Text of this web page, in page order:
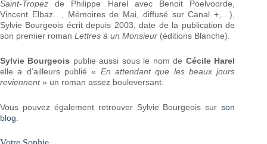
Saint-Tropez de Philippe Harel avec Benoit Poelvoorde,
Vincent Elbaz…, Mémoires de Mai, diffusé sur Canal +,…),
Sylvie Bourgeois écrit depuis 2003, date de la publication de
son premier roman Lettres à un Monsieur (éditions Blanche).
Sylvie Bourgeois publie aussi sous le nom de Cécile Harel
elle a d’ailleurs publié « En attendant que les beaux jours
reviennent» un roman assez bouleversant.
Vous pouvez également retrouver Sylvie Bourgeois surson
blog